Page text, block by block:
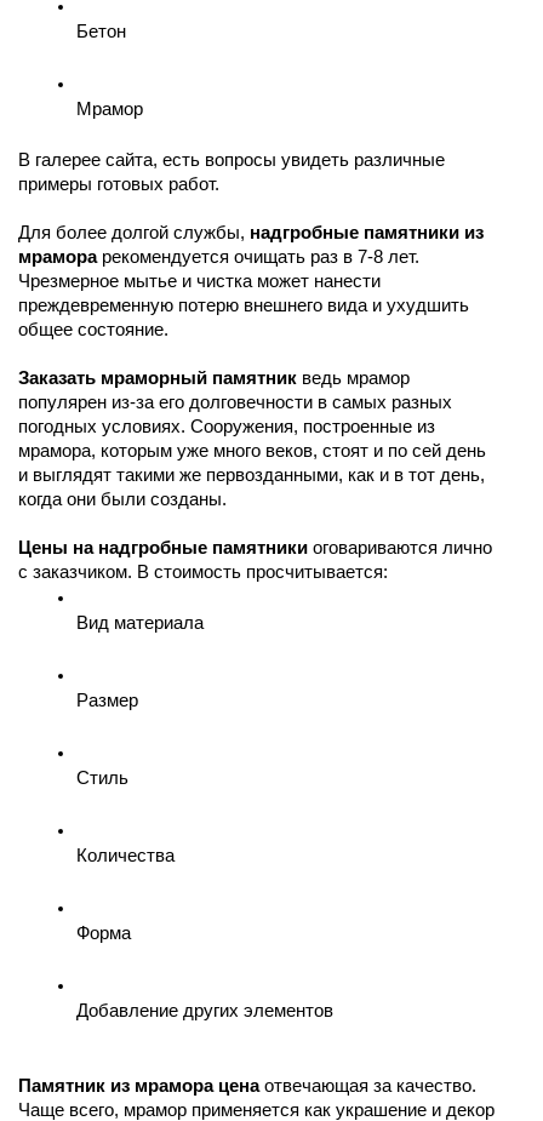
Бетон
Мрамор
В галерее сайта, есть вопросы увидеть различные
примеры готовых работ.
Для более долгой службы, надгробные памятники из
мрамора рекомендуется очищать раз в 7-8 лет.
Чрезмерное мытье и чистка может нанести
преждевременную потерю внешнего вида и ухудшить
общее состояние.
Заказать мраморный памятник ведь мрамор
популярен из-за его долговечности в самых разных
погодных условиях. Сооружения, построенные из
мрамора, которым уже много веков, стоят и по сей день
и выглядят такими же первозданными, как и в тот день,
когда они были созданы.
Цены на надгробные памятники оговариваются лично
с заказчиком. В стоимость просчитывается:
Вид материала
Размер
Стиль
Количества
Форма
Добавление других элементов
Памятник из мрамора цена отвечающая за качество.
Чаще всего, мрамор применяется как украшение и декор